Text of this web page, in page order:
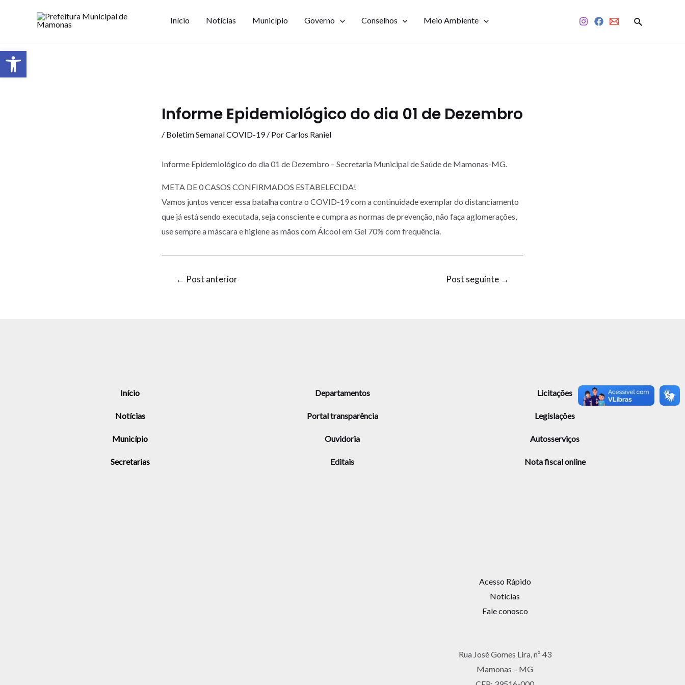
Início Notícias Município Governo Conselhos Meio Ambiente
Informe Epidemiológico do dia 01 de Dezembro
/ Boletim Semanal COVID-19/ PorCarlos Raniel
Informe Epidemiológico do dia 01 de Dezembro – Secretaria Municipal de Saúde de Mamonas-MG.
META DE 0 CASOS CONFIRMADOS ESTABELECIDA!
Vamos juntos vencer essa batalha contra o COVID-19 com a continuidade exemplar do distanciamento
que já está sendo executada, seja consciente e cumpra as normas de prevenção, não faça aglomerações,
use sempre a máscara e higiene as mãos com Álcool em Gel 70% com frequência.
← Post anterior Post seguinte →
Início
Notícias
Município
Secretarias
Departamentos
Portal transparência
Ouvidoria
Editais
Licitações
Legislações
Autosserviços
Nota fiscal online
Acesso Rápido
Notícias
Fale conosco
Rua José Gomes Lira, nº 43
Mamonas – MG
Barra de Ferramentas Aberta